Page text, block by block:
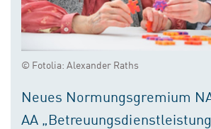
© Fotolia: Alexander Raths
Neues Normungsgremium
AA